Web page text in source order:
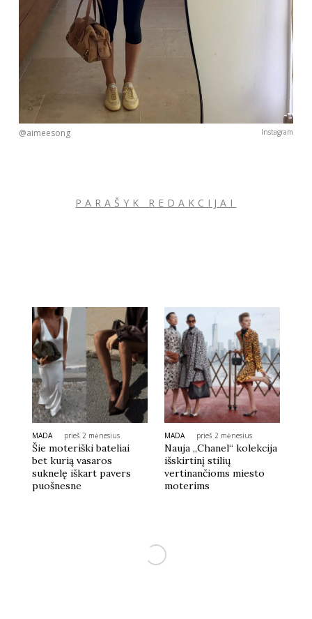
@aimeesong Instagram
PARAŠYK REDAKCIJAI
MADA prieš 2 mėnesius
Šie moteriški bateliai
bet kurią vasaros
suknelę iškart pavers
puošnesne
MADA prieš 2 mėnesius
Nauja „Chanel“ kolekcija
išskirtinį stilių
vertinančioms miesto
moterims